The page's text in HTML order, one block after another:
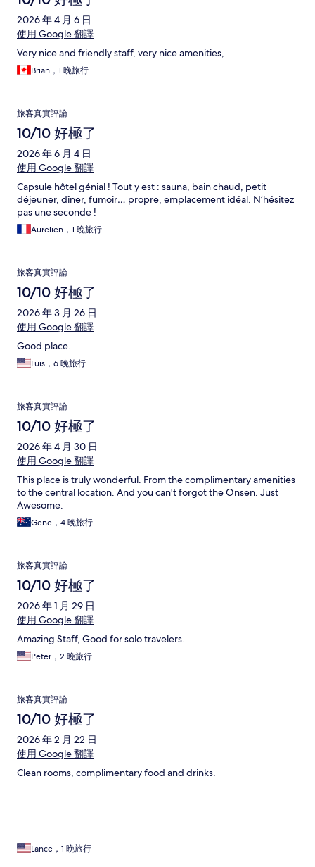
2026 年 4 月 6 日
使用 Google 翻譯
Very nice and friendly staff, very nice amenities,
Brian，1 晚旅行
旅客真實評論
10/10 好極了
2026 年 6 月 4 日
使用 Google 翻譯
Capsule hôtel génial ! Tout y est : sauna, bain chaud, petit
déjeuner, dîner, fumoir… propre, emplacement idéal. N’hésitez
pas une seconde !
Aurelien，1 晚旅行
旅客真實評論
10/10 好極了
2026 年 3 月 26 日
使用 Google 翻譯
Good place.
Luis，6 晚旅行
旅客真實評論
10/10 好極了
2026 年 4 月 30 日
使用 Google 翻譯
This place is truly wonderful. From the complimentary amenities
to the central location. And you can't forgot the Onsen. Just
Awesome.
Gene，4 晚旅行
旅客真實評論
10/10 好極了
2026 年 1 月 29 日
使用 Google 翻譯
Amazing Staff, Good for solo travelers.
Peter，2 晚旅行
旅客真實評論
10/10 好極了
2026 年 2 月 22 日
使用 Google 翻譯
Clean rooms, complimentary food and drinks.
Lance，1 晚旅行